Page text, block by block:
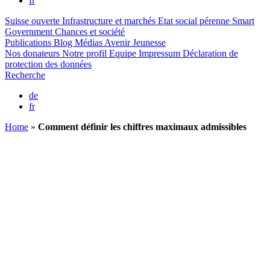
Suisse ouverte Infrastructure et marchés Etat social pérenne Smart
Government Chances et société
Publications Blog Médias Avenir Jeunesse
Nos donateurs Notre profil Equipe Impressum Déclaration de
protection des données
Recherche
de
fr
Home » Comment définir les chiffres maximaux admissibles